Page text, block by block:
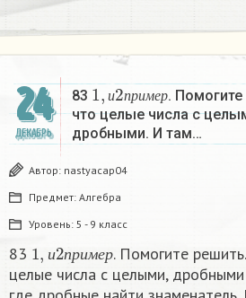
24
ДЕКАБРЬ
83 и пр име р
1,и2п ример
.
что целые числа с
дробными. И там…
Автор: nastyacap04
Предмет: Алгебра
Уровень: 5 - 9 класс
83 и п р име р
1 2п
. Помогите
целые числа с целыми,